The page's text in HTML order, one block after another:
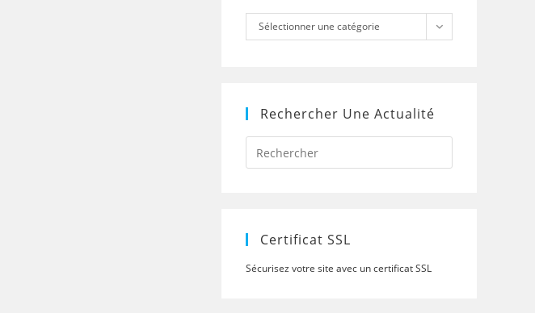
Catégories
Sélectionner une catégorie
Rechercher Une Actualité
Press
to
Certificat SSL
Sécurisez votre site avec un certificat SSL